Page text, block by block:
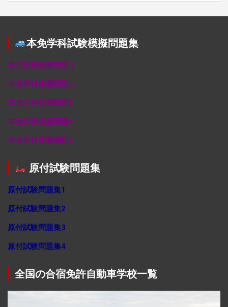
本免学科試験模擬問題集
本免学科模擬問題１
本免学科模擬問題2
本免学科模擬問題3
本免学科模擬問題4
本免学科模擬問題5
原付試験問題集
原付試験問題集1
原付試験問題集2
原付試験問題集3
原付試験問題集4
全国の合宿免許自動車学校一覧